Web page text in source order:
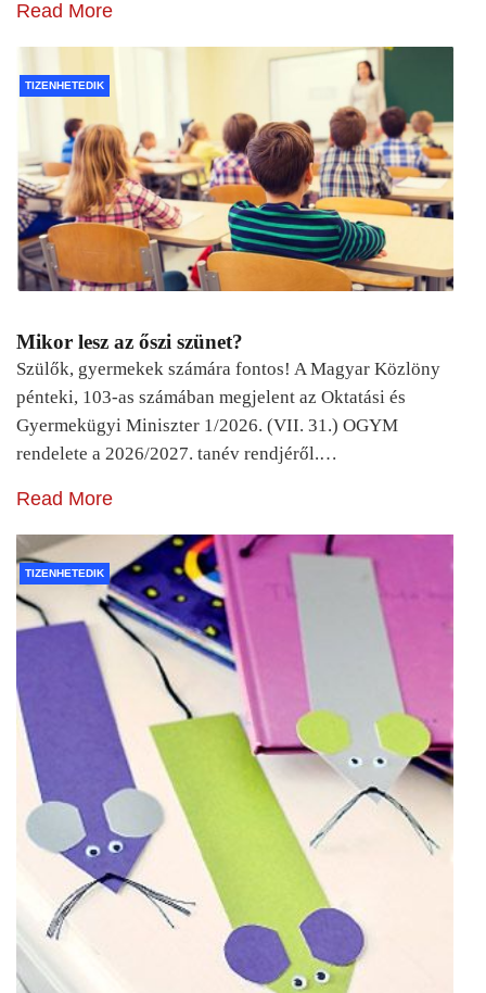
Read More
TIZENHETEDIK
Mikor lesz az őszi szünet?
Szülők, gyermekek számára fontos! A Magyar Közlöny
pénteki, 103-as számában megjelent az Oktatási és
Gyermekügyi Miniszter 1/2026. (VII. 31.) OGYM
rendelete a 2026/2027. tanév rendjéről.…
Read More
TIZENHETEDIK